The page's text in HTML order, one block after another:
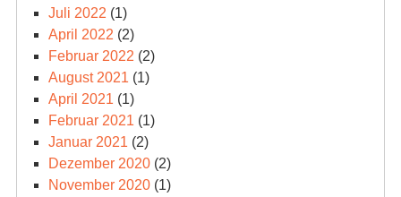
Juli 2022 (1)
April 2022 (2)
Februar 2022 (2)
August 2021 (1)
April 2021 (1)
Februar 2021 (1)
Januar 2021 (2)
Dezember 2020(2)
November 2020(1)